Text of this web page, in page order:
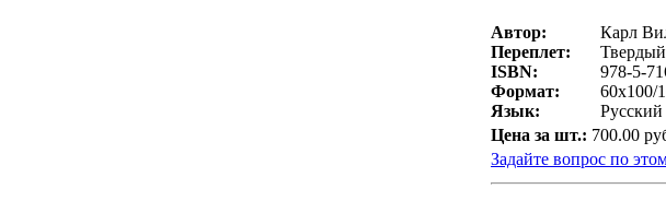
Автор:
Карл
Переплет:
Твердый
ISBN:
978-5-
Формат:
60х100/
Язык:
Русский
Цена за шт.: 700.00
Задайте вопрос по